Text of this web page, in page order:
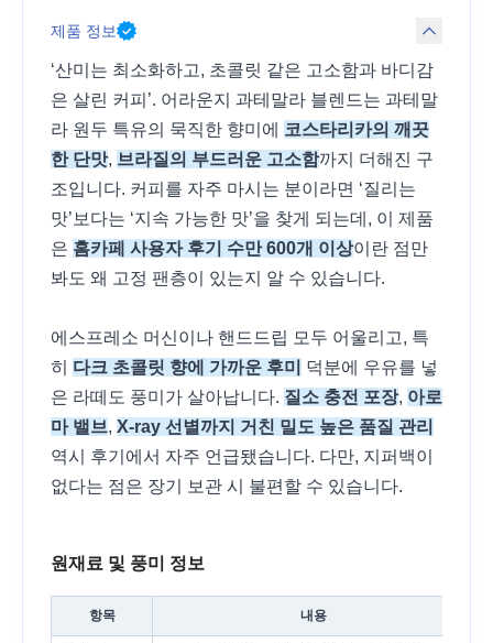
제품 정보
‘산미는 최소화하고, 초콜릿 같은 고소함과 바디감
은 살린 커피’. 어라운지 과테말라 블렌드는 과테말
라 원두 특유의 묵직한 향미에
코스타리카의 깨끗
한 단맛, 브라질의 부드러운 고소함까지 더해진 구
조입니다. 커피를 자주 마시는 분이라면 ‘질리는
맛’보다는 ‘지속 가능한 맛’을 찾게 되는데, 이 제품
은 홈카페 사용자 후기 수만 600개 이상이란 점만
봐도 왜 고정 팬층이 있는지 알 수 있습니다.
에스프레소 머신이나 핸드드립 모두 어울리고, 특
히 다크 초콜릿 향에 가까운 후미
덕분에 우유를 넣
은 라떼도 풍미가 살아납니다. 질소 충전 포장, 아로
마 밸브, X-ray 선별까지 거친 밀도 높은 품질 관리
역시 후기에서 자주 언급됐습니다. 다만, 지퍼백이
없다는 점은 장기 보관 시 불편할 수 있습니다.
원재료 및 풍미 정보
항목 내용